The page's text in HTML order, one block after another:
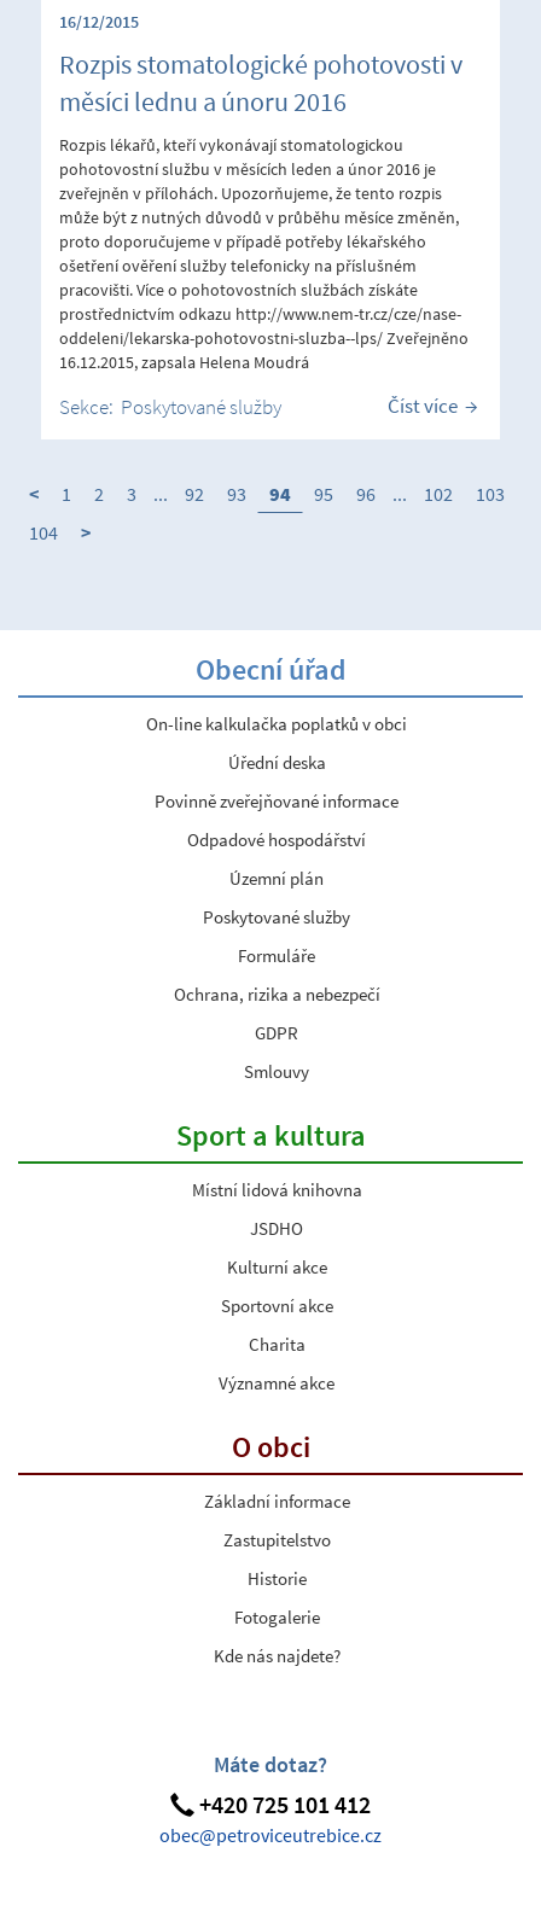
16/12/2015
Rozpis stomatologické pohotovosti v
měsíci lednu a únoru 2016
Rozpis lékařů, kteří vykonávají stomatologickou
pohotovostní službu v měsících leden a únor 2016 je
zveřejněn v přílohách. Upozorňujeme, že tento rozpis
může být z nutných důvodů v průběhu měsíce změněn,
proto doporučujeme v případě potřeby lékařského
ošetření ověření služby telefonicky na příslušném
pracovišti. Více o pohotovostních službách získáte
prostřednictvím odkazu http://www.nem-tr.cz/cze/nase-
oddeleni/lekarska-pohotovostni-sluzba--lps/ Zveřejněno
16.12.2015, zapsala Helena Moudrá
Sekce: Poskytované služby Číst více
< 1 2 3 ... 92 93 94 95 96 ... 102
103
104
>
Obecní úřad
On-line kalkulačka poplatků v obci
Úřední deska
Povinně zveřejňované informace
Odpadové hospodářství
Územní plán
Poskytované služby
Formuláře
Ochrana, rizika a nebezpečí
GDPR
Smlouvy
Sport a kultura
Místní lidová knihovna
JSDHO
Kulturní akce
Sportovní akce
Charita
Významné akce
O obci
Základní informace
Zastupitelstvo
Historie
Fotogalerie
Kde nás najdete?
Máte dotaz?
+420 725 101 412
obec@petroviceutrebice.cz